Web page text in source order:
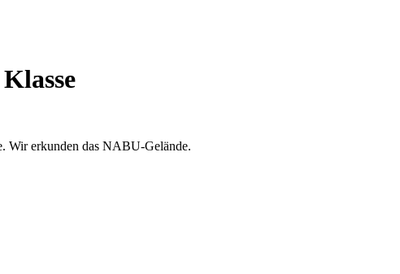
Wir erkunden das NABU-Gelände.